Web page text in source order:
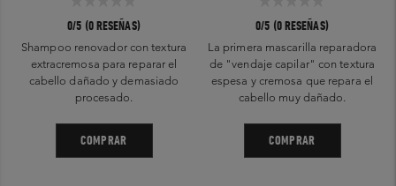
0/5 (0 RESEÑAS)
Shampoo renovador con textura
extracremosa para reparar el
cabello dañado y demasiado
procesado.
COMPRAR
0/5 (0 RESEÑAS)
La primera mascarilla reparadora
de "vendaje capilar" con textura
espesa y cremosa que repara el
cabello muy dañado.
COMPRAR